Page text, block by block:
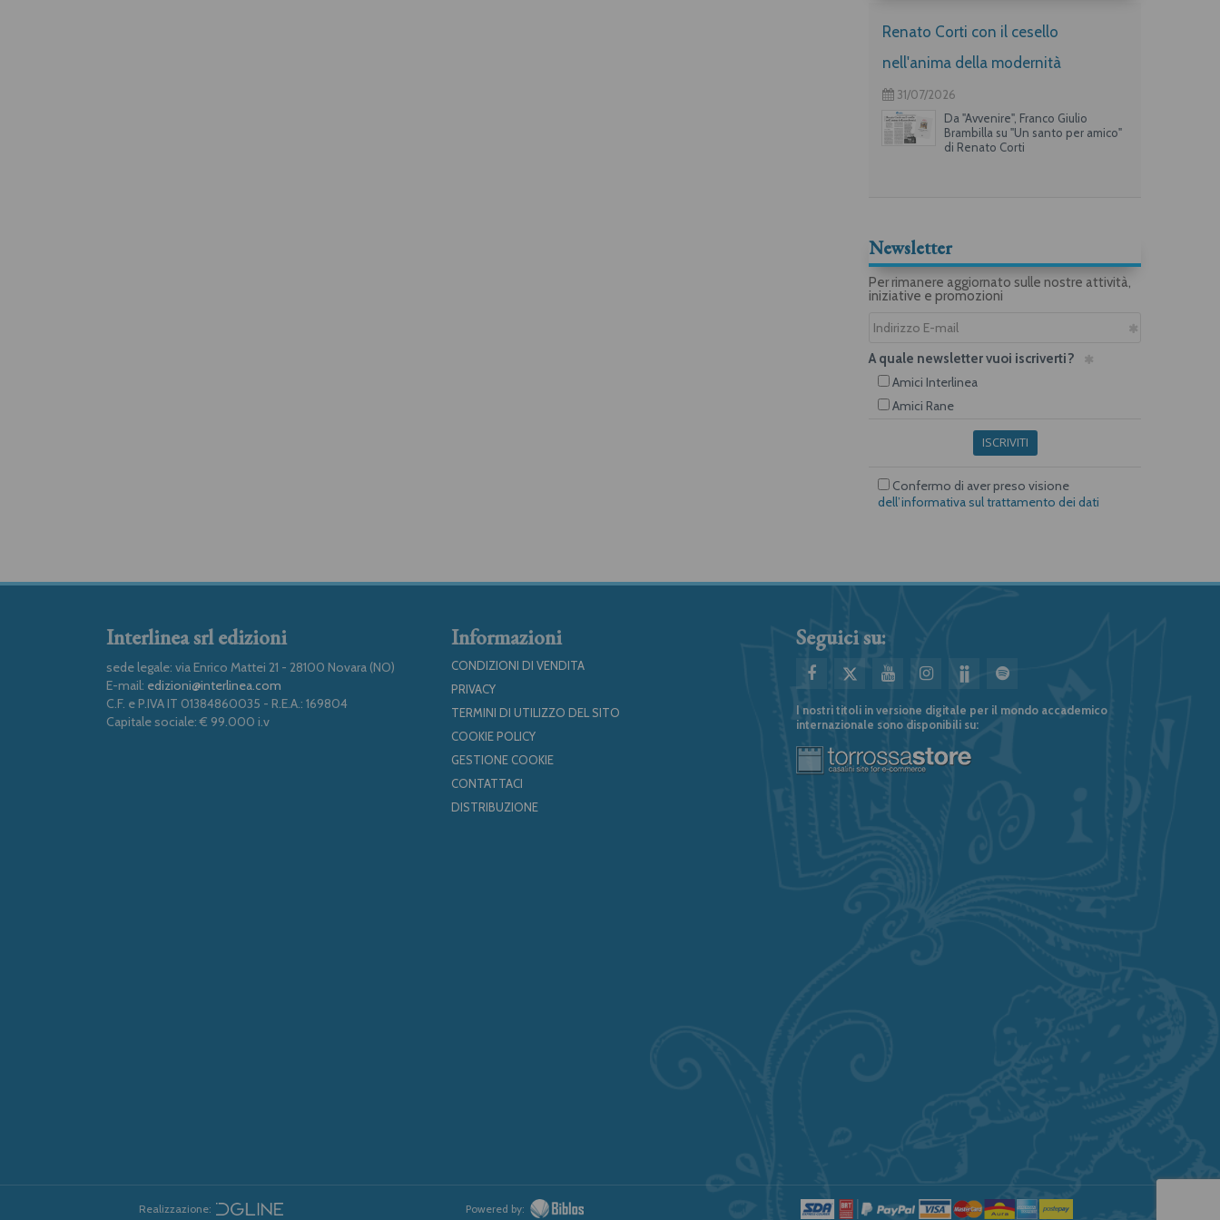
Renato Corti con il cesello
nell'anima della modernità
31/07/2026
Da "Avvenire", Franco Giulio
Brambilla su "Un santo per amico"
di Renato Corti
Newsletter
Per rimanere aggiornato sulle nostre attività,
iniziative e promozioni
A quale newsletter vuoi iscriverti?
Amici Interlinea
Amici Rane
ISCRIVITI
Confermo di aver preso visione
dell’informativa sul trattamento dei dati
Interlinea srl edizioni
sede legale: via Enrico Mattei 21 - 28100 Novara (NO)
E-mail: edizioni@interlinea.com
C.F. e P.IVA IT 01384860035 - R.E.A.: 169804
Capitale sociale: € 99.000 i.v
Informazioni
CONDIZIONI DI VENDITA
PRIVACY
TERMINI DI UTILIZZO DEL SITO
COOKIE POLICY
GESTIONE COOKIE
CONTATTACI
DISTRIBUZIONE
Seguici su:
I nostri titoli in versione digitale per il mondo accademico
internazionale sono disponibili su:
Realizzazione: Powered by: